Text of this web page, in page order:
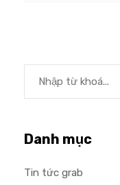
Danh mục
Tin tức grab